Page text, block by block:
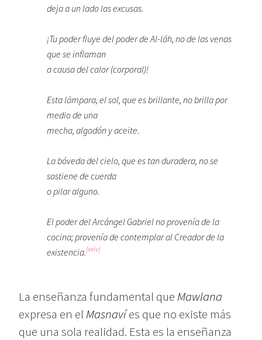
deja a un lado las excusas.
¡Tu poder fluye del poder de Al-láh, no de las venas
que se inflaman
a causa del calor (corporal)!
Esta lámpara, el sol, que es brillante, no brilla por
medio de una
mecha, algodón y aceite.
La bóveda del cielo, que es tan duradera, no se
sostiene de cuerda
o pilar alguno.
El poder del Arcángel Gabriel no provenía de la
cocina; provenía de contemplar al Creador de la
existencia.[xxiv]
La enseñanza fundamental que Mawlana
expresa en el Masnavíes que no existe más
que una sola realidad. Esta es la enseñanza